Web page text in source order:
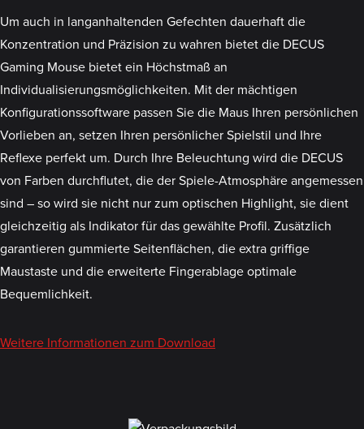
Um auch in langanhaltenden Gefechten dauerhaft die
Konzentration und Präzision zu wahren bietet die DECUS
Gaming Mouse bietet ein Höchstmaß an
Individualisierungsmöglichkeiten. Mit der mächtigen
Konfigurationssoftware passen Sie die Maus Ihren persönlichen
Vorlieben an, setzen Ihren persönlicher Spielstil und Ihre
Reflexe perfekt um. Durch Ihre Beleuchtung wird die DECUS
von Farben durchflutet, die der Spiele-Atmosphäre angemessen
sind – so wird sie nicht nur zum optischen Highlight, sie dient
gleichzeitig als Indikator für das gewählte Profil. Zusätzlich
garantieren gummierte Seitenflächen, die extra griffige
Maustaste und die erweiterte Fingerablage optimale
Bequemlichkeit.
Weitere Informationen zum Download